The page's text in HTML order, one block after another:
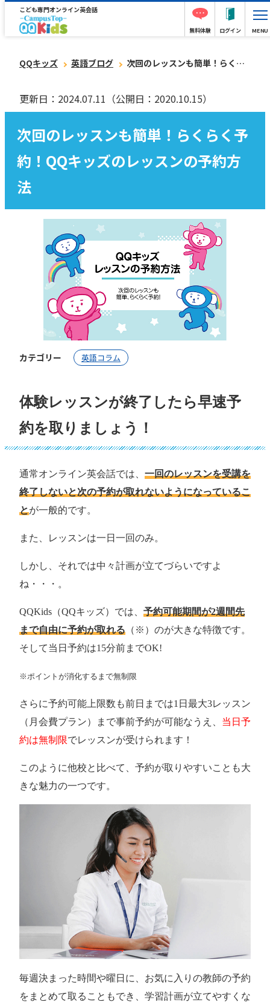
こども専門オンライン英会話
無料体験 ログイン MENU
QQキッズ 英語ブログ 次回のレッスンも簡単！らくらく予約！QQキッズのレッスンの予約方法
更新日：2024.07.11 （公開日：2020.10.15）
次回のレッスンも簡単！らくらく予
約！QQキッズのレッスンの予約方
法
カテゴリー 英語コラム
体験レッスンが終了したら早速予
約を取りましょう！
通常オンライン英会話では、 一回のレッスンを受講を
終了しないと次の予約が取れないようになっているこ
とが一般的です。
また、レッスンは一日一回のみ。
しかし、それでは中々計画が立てづらいですよ
ね・・・。
QQKids（QQキッズ）では、 予約可能期間が2週間先
まで自由に予約が取れる （※）のが大きな特徴です。
そして当日予約は15分前までOK!
※ポイントが消化するまで無制限
さらに予約可能上限数も前日までは1日最大3レッスン
（月会費プラン）まで事前予約が可能なうえ、 当日予
約は無制限でレッスンが受けられます！
このように他校と比べて、予約が取りやすいことも大
きな魅力の一つです。
毎週決まった時間や曜日に、お気に入りの教師の予約
をまとめて取ることもでき、学習計画が立てやすくな